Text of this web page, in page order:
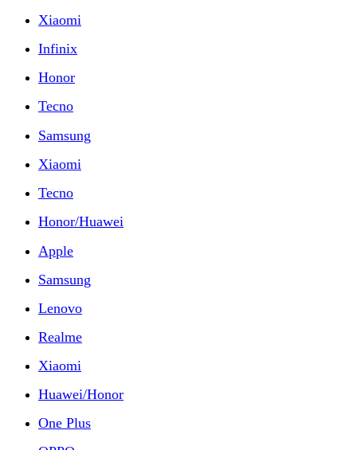
Xiaomi
Infinix
Honor
Tecno
Samsung
Xiaomi
Tecno
Honor/Huawei
Apple
Samsung
Lenovo
Realme
Xiaomi
Huawei/Honor
One Plus